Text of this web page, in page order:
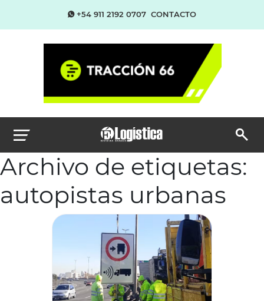
+54 911 2192 0707 CONTACTO
Archivo de etiquetas:
autopistas urbanas